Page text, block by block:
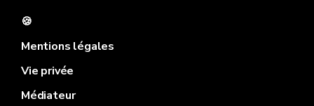
🍪
Mentions légales
Vie privée
Médiateur